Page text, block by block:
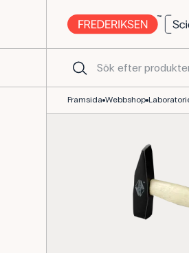
Framsida Webbshop